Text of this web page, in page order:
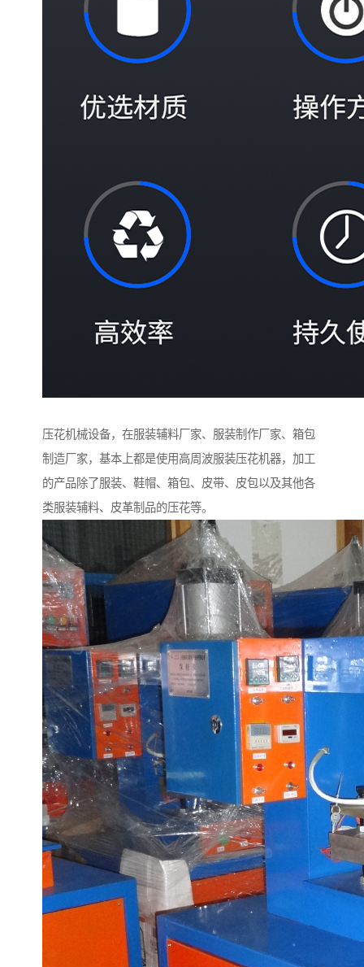
压花机械设备，在服装辅料厂家、服装制作厂家、箱包
制造厂家，基本上都是使用高周波服装压花机器，加工
的产品除了服装、鞋帽、箱包、皮带、皮包以及其他各
类服装辅料、皮革制品的压花等。